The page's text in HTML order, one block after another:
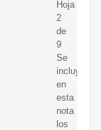
Hoja
2
de
9
Se
incluyen
en
esta
nota
los